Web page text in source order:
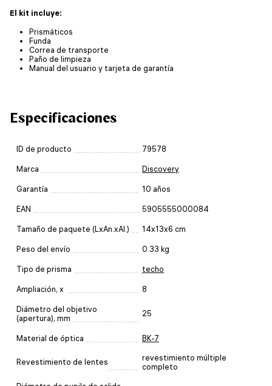
El kit incluye:
Prismáticos
Funda
Correa de transporte
Paño de limpieza
Manual del usuario y tarjeta de garantía
Especificaciones
ID de producto 79578
Marca Discovery
Garantía 10 años
EAN 5905555000084
Tamaño de paquete (LxAn.xAl.) 14x13x6 cm
Peso del envío 0.33 kg
Tipo de prisma techo
Ampliación, x 8
Diámetro del objetivo
(apertura), mm
25
Material de óptica BK-7
Revestimiento de lentes
revestimiento múltiple
completo